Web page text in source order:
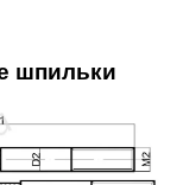
шпильки